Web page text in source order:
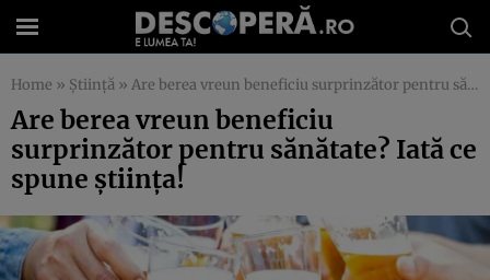
Home » Știință » Are berea vreun beneficiu surprinzător pentru sănătate? Iată ce spune știința!
Are berea vreun beneficiu
surprinzător pentru sănătate? Iată ce
spune știința!